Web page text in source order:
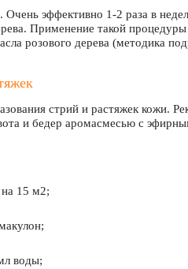
эффективно 1-2 раза в
Применение такой процедуры
розового дерева (методика
стрий и растяжек кожи.
и бедер аромасмесью с
на 15 м2;
воды;